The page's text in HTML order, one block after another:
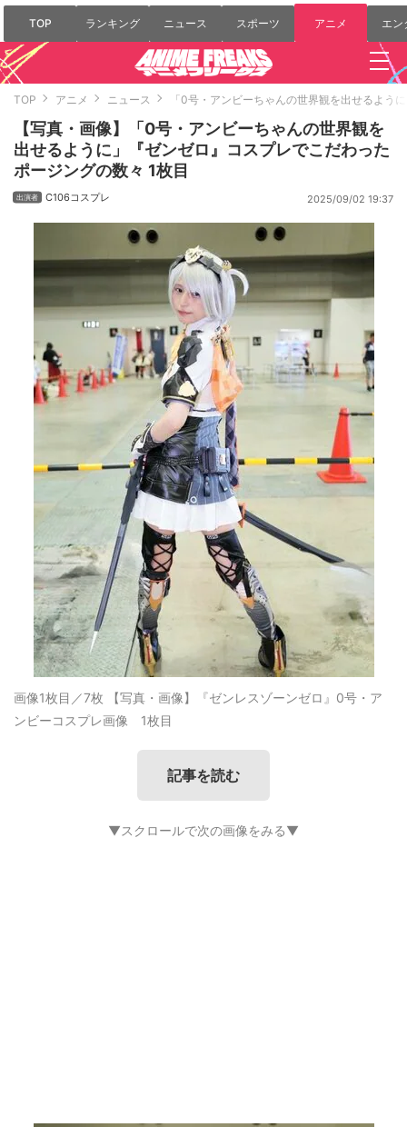
TOP ランキング ニュース スポーツ アニメ エン
TOP アニメ ニュース 「0号・アンビーちゃんの世界観を出せるよう
【写真・画像】「0号・アンビーちゃんの世界観を
出せるように」『ゼンゼロ』コスプレでこだわった
ポージングの数々 1枚目
C106コスプレ 2025/09/02 19:37
画像1枚目／7枚 【写真・画像】『ゼンレスゾーンゼロ』0号・ア
ンビーコスプレ画像 1枚目
記事を読む
▼スクロールで次の画像をみる▼